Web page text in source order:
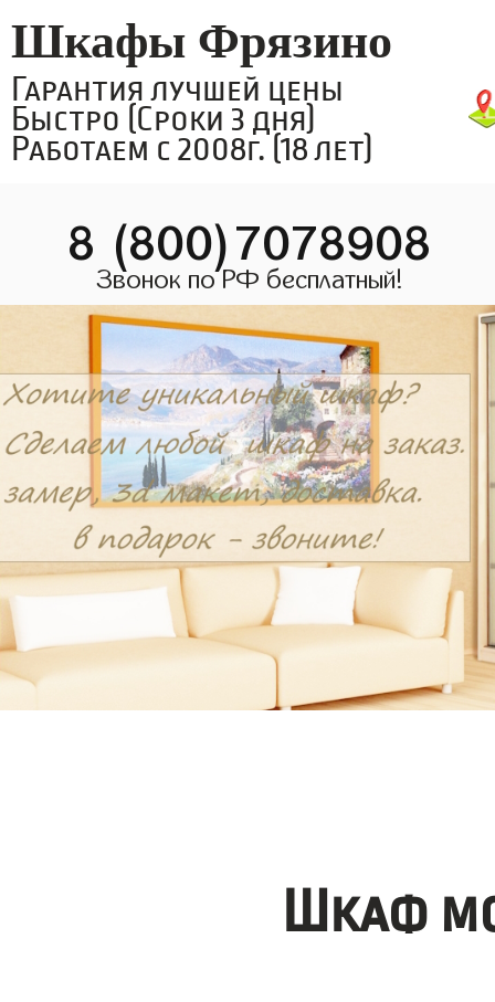
Шкафы Фрязино
Гарантия лучшей цены
Быстро (Сроки 3 дня)
Работаем с 2008г. (18 лет)
8 (800)7078908
Звонок по РФ бесплатный!
Шкаф